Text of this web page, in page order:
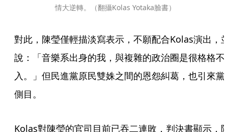
情大逆轉。（翻攝Kolas Yotaka臉書）
對此，陳瑩僅輕描淡寫表示，不願配合Kolas演出，
說：「音樂系出身的我，與複雜的政治圈是很格格不
入。」但民進黨原民雙姝之間的恩怨糾葛，也引來黨
側目。
Kolas對陳瑩的官司目前已吞二連敗，判決書顯示，